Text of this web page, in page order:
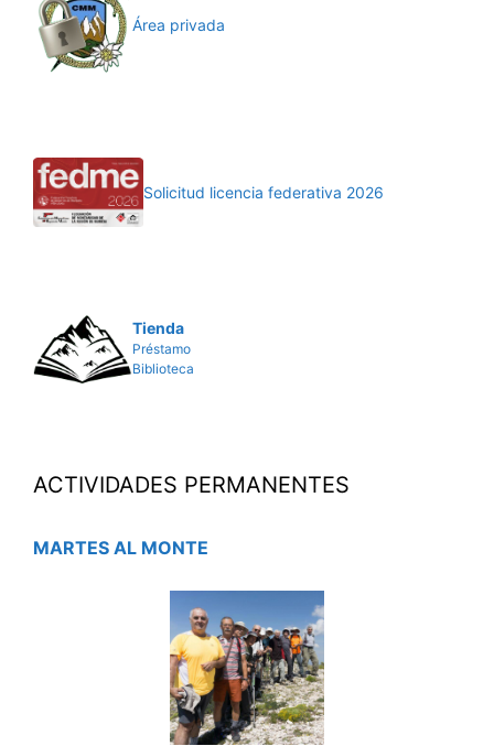
Área privada
Solicitud licencia federativa 2026
Tienda
Préstamo
Biblioteca
ACTIVIDADES PERMANENTES
MARTES AL MONTE